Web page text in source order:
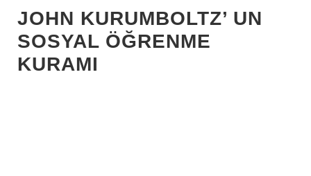
JOHN KURUMBOLTZ’ UN
SOSYAL ÖĞRENME
KURAMI